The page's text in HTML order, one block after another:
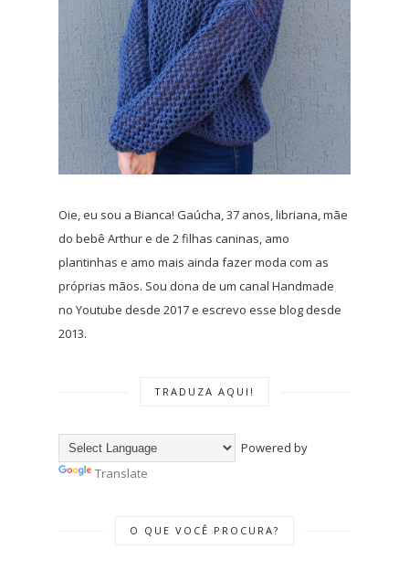
Oie, eu sou a Bianca! Gaúcha, 37 anos, libriana, mãe
do bebê Arthur e de 2 filhas caninas, amo
plantinhas e amo mais ainda fazer moda com as
próprias mãos. Sou dona de um canal Handmade
no Youtube desde 2017 e escrevo esse blog desde
2013.
TRADUZA AQUI!
Powered by
Translate
O QUE VOCÊ PROCURA?